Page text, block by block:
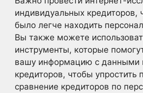
индивидуальных кредиторов,
было легче находить
Вы также можете
инструменты, которые
вашу информацию с данными
кредиторов, чтобы упростить
сравнение кредиторов по